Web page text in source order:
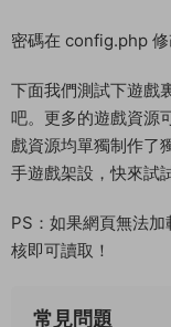
密碼在 config.php 修
下面我們測試下遊戲
吧。更多的遊戲資源
戲資源均單獨制作了
手遊戲架設，快來試
PS：如果網頁無法
核即可讀取！
常見問題